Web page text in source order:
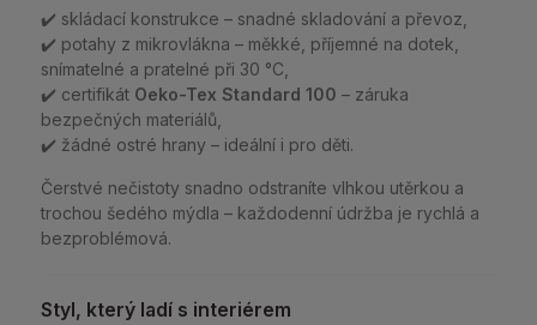
✔️ skládací konstrukce – snadné skladování a převoz,
✔️ potahy z mikrovlákna – měkké, příjemné na dotek,
snímatelné a pratelné při 30 °C,
✔️ certifikát Oeko-Tex Standard 100 – záruka
bezpečných materiálů,
✔️ žádné ostré hrany – ideální i pro děti.
Čerstvé nečistoty snadno odstraníte vlhkou utěrkou a
trochou šedého mýdla – každodenní údržba je rychlá a
bezproblémová.
Styl, který ladí s interiérem